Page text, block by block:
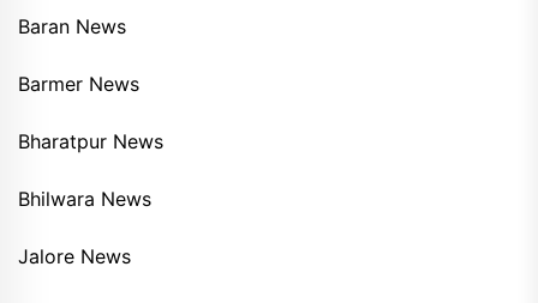
Baran News
Barmer News
Bharatpur News
Bhilwara News
Jalore News